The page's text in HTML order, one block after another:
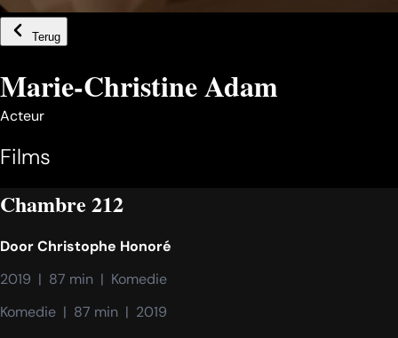
Terug
Marie-Christine Adam
Acteur
Films
Chambre 212
DoorChristophe Honoré
2019  |  87 min  |  Komedie
Komedie  |  87 min  |  2019